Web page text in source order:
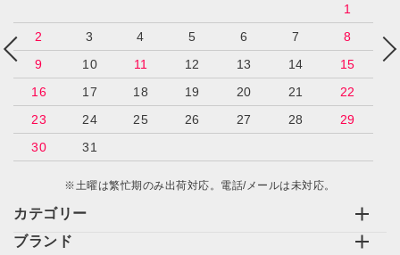
カテゴリー
ブランド
1
2
3 4 5 6 7
8
9
10 11 12 13 14
15
16
17 18 19 20 21
22
23
24 25 26 27 28
29
30
31
※土曜は繁忙期のみ出荷対応。電話/メールは未対応。